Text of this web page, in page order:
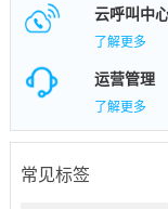
云呼叫中
了解更多
运营管理
了解更多
常见标签